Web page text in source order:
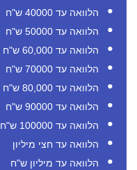
הלוואה עד 40000 ש"ח
הלוואה עד 50000 ש"ח
הלוואה עד 60,000 ש"ח
הלוואה עד 70000 ש"ח
הלוואה עד 80,000 ש"ח
הלוואה עד 90000 ש"ח
הלוואה עד 100000 ש"ח
הלוואה עד חצי מיליון
הלוואה עד מיליון ש"ח